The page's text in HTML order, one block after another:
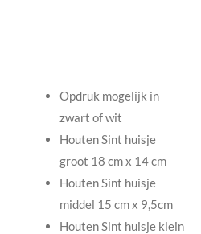
Opdruk mogelijk in
zwart of wit
Houten Sint huisje
groot 18 cm x 14 cm
Houten Sint huisje
middel 15 cm x 9,5cm
Houten Sint huisje klein